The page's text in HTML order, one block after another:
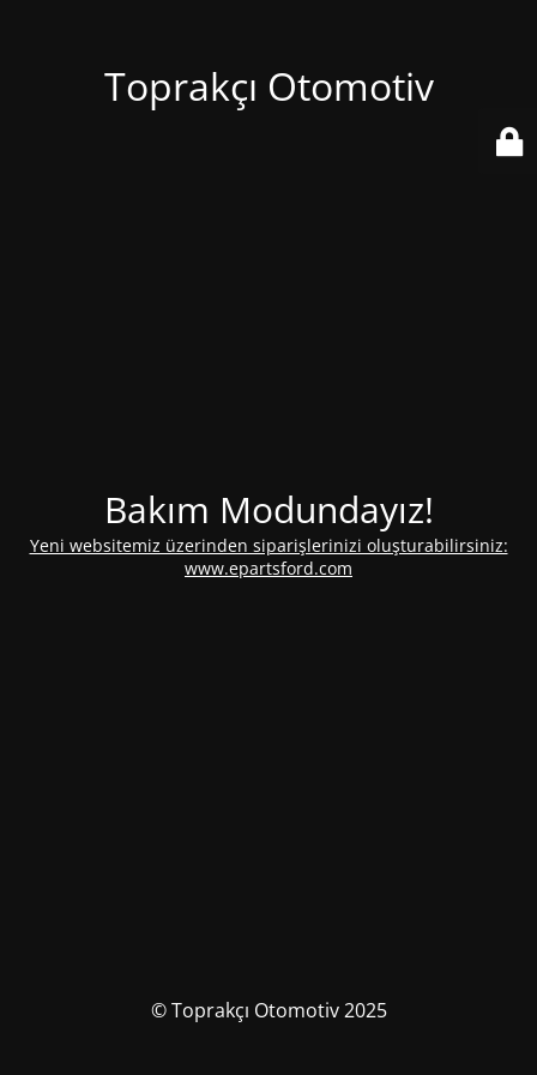
Toprakçı Otomotiv
Bakım Modundayız!
Yeni websitemiz üzerinden siparişlerinizi oluşturabilirsiniz:
www.epartsford.com
© Toprakçı Otomotiv 2025